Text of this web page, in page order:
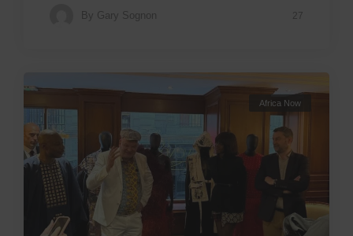
By Gary Sognon 27
Africa Now